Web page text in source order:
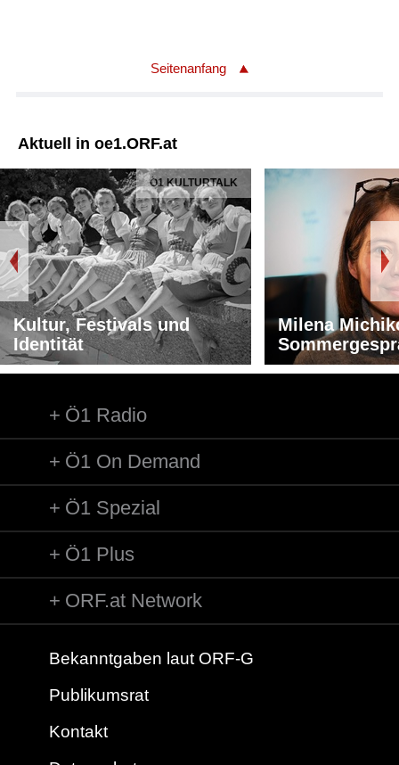
Seitenanfang
Aktuell in oe1.ORF.at
Ö1 KULTURTALK
Kultur, Festivals und
Identität
Milena
Ö1 Radio
Ö1 On Demand
Ö1 Spezial
Ö1 Plus
ORF.at Network
Bekanntgaben laut ORF-G
Publikumsrat
Kontakt